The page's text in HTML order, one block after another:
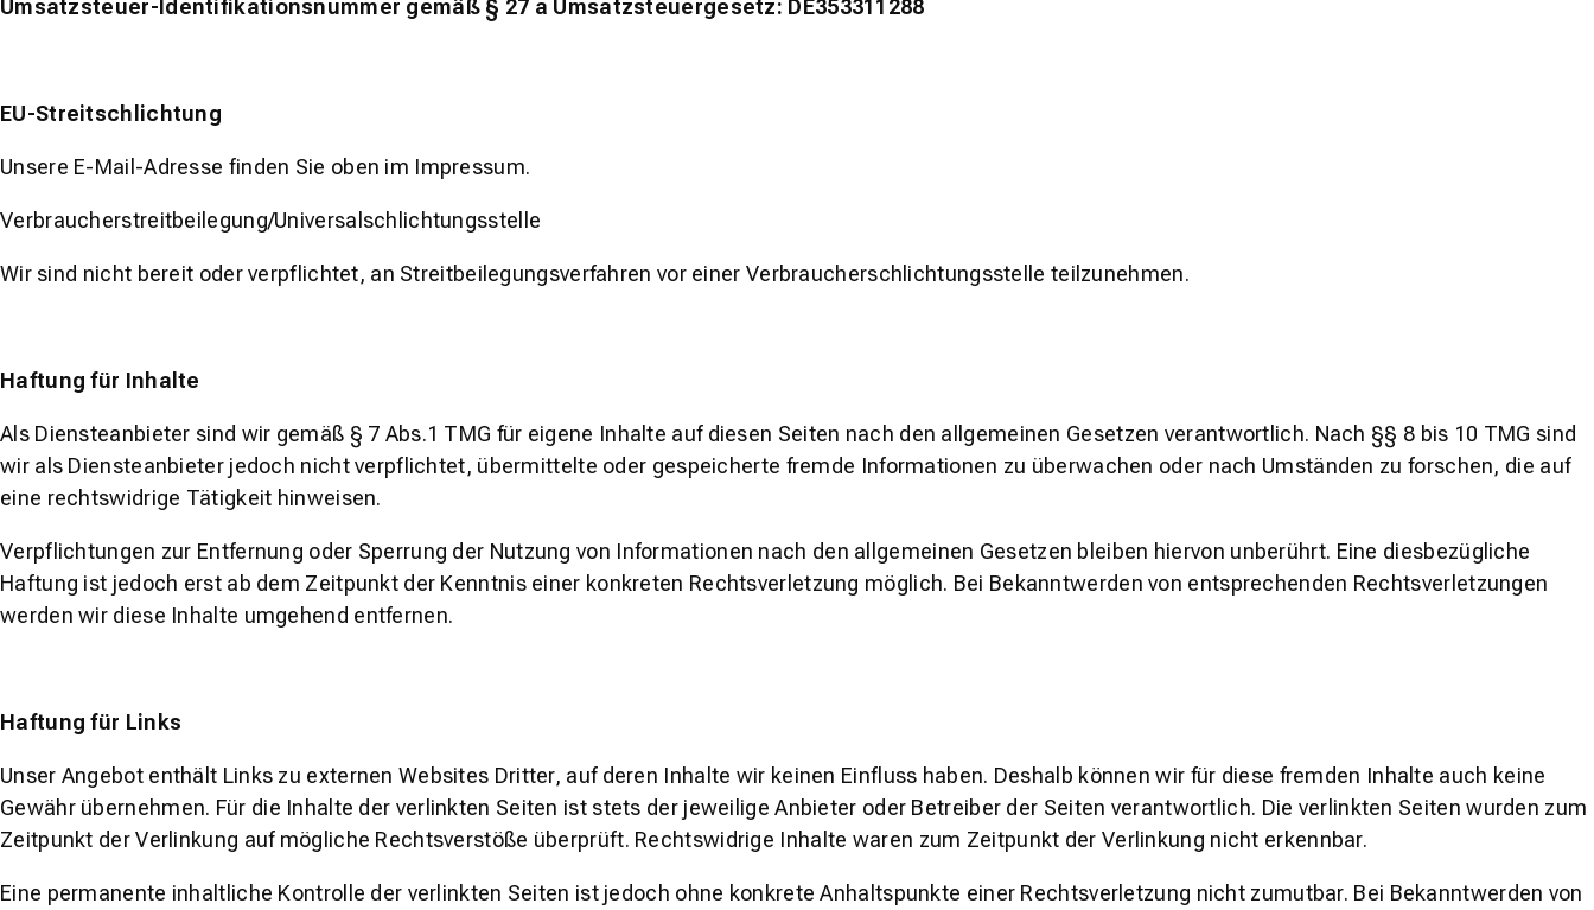
Umsatzsteuer-Identifikationsnummer gemäß § 27 a Umsatzsteuergesetz: DE353311288
EU-Streitschlichtung
Unsere E-Mail-Adresse finden Sie oben im Impressum.
Verbraucher­streit­beilegung/Universal­schlichtungs­stelle
Wir sind nicht bereit oder verpflichtet, an Streitbeilegungsverfahren vor einer Verbraucherschlichtungsstelle teilzunehmen.
Haftung für Inhalte
Als Diensteanbieter sind wir gemäß § 7 Abs.1 TMG für eigene Inhalte auf diesen Seiten nach den allgemeinen Gesetzen verantwortlich. Nach §§ 8 bis 10 TMG sind
wir als Diensteanbieter jedoch nicht verpflichtet, übermittelte oder gespeicherte fremde Informationen zu überwachen oder nach Umständen zu forschen, die auf
eine rechtswidrige Tätigkeit hinweisen.
Verpflichtungen zur Entfernung oder Sperrung der Nutzung von Informationen nach den allgemeinen Gesetzen bleiben hiervon unberührt. Eine diesbezügliche
Haftung ist jedoch erst ab dem Zeitpunkt der Kenntnis einer konkreten Rechtsverletzung möglich. Bei Bekanntwerden von entsprechenden Rechtsverletzungen
werden wir diese Inhalte umgehend entfernen.
Haftung für Links
Unser Angebot enthält Links zu externen Websites Dritter, auf deren Inhalte wir keinen Einfluss haben. Deshalb können wir für diese fremden Inhalte auch keine
Gewähr übernehmen. Für die Inhalte der verlinkten Seiten ist stets der jeweilige Anbieter oder Betreiber der Seiten verantwortlich. Die verlinkten Seiten wurden zum
Zeitpunkt der Verlinkung auf mögliche Rechtsverstöße überprüft. Rechtswidrige Inhalte waren zum Zeitpunkt der Verlinkung nicht erkennbar.
Eine permanente inhaltliche Kontrolle der verlinkten Seiten ist jedoch ohne konkrete Anhaltspunkte einer Rechtsverletzung nicht zumutbar. Bei Bekanntwerden von